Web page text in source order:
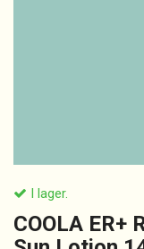
I lager.
COOLA ER+